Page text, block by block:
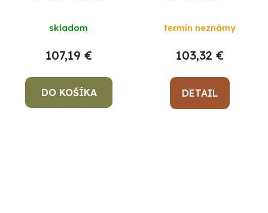
skladom
107,19 €
DO KOŠÍKA
termín neznámy
103,32 €
DETAIL